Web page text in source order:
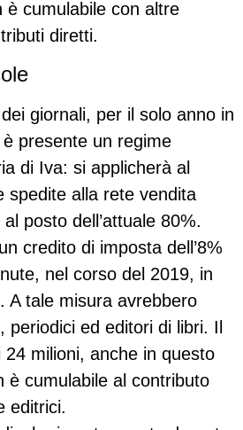
è cumulabile con altre
diretti.
giornali, per il solo anno in
presente un regime
di Iva: si applicherà al
spedite alla rete vendita
posto dell’attuale 80%.
credito di imposta dell’8%
nel corso del 2019, in
A tale misura avrebbero
periodici ed editori di libri. Il
milioni, anche in questo
è cumulabile al contributo
editrici.